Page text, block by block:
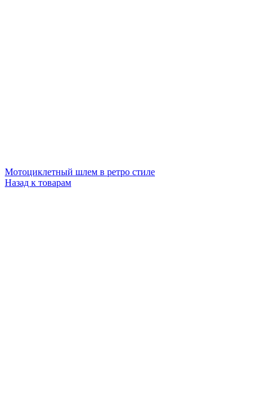
Мотоциклетный шлем в ретро стиле
Назад к товарам